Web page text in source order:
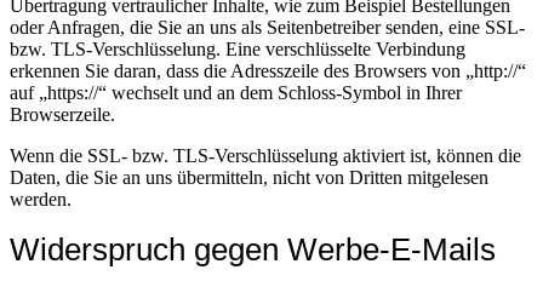
Übertragung vertraulicher Inhalte, wie zum Beispiel Bestellungen
oder Anfragen, die Sie an uns als Seitenbetreiber senden, eine SSL-
bzw. TLS-Verschlüsselung. Eine verschlüsselte Verbindung
erkennen Sie daran, dass die Adresszeile des Browsers von „http://“
auf „https://“ wechselt und an dem Schloss-Symbol in Ihrer
Browserzeile.
Wenn die SSL- bzw. TLS-Verschlüsselung aktiviert ist, können die
Daten, die Sie an uns übermitteln, nicht von Dritten mitgelesen
werden.
Widerspruch gegen Werbe-E-Mails